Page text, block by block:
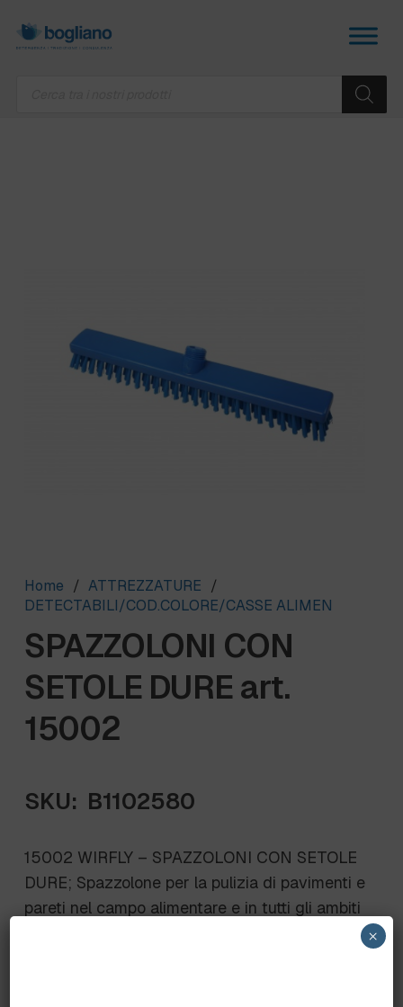
Home / ATTREZZATURE /
DETECTABILI/COD.COLORE/CASSE ALIMEN
SPAZZOLONI CON
SETOLE DURE art.
15002
SKU: B1102580
15002 WIRFLY – SPAZZOLONI CON SETOLE
DURE; Spazzolone per la pulizia di pavimenti e
pareti nel campo alimentare e in tutti gli ambiti
×